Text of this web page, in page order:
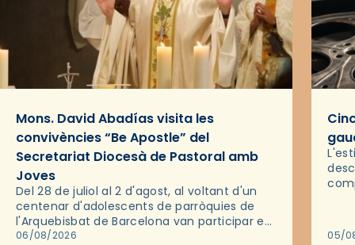
Mons. David Abadías visita les
convivències “Be Apostle” del
Secretariat Diocesà de Pastoral amb
Joves
Del 28 de juliol al 2 d'agost, al voltant d'un
centenar d'adolescents de parròquies de
l'Arquebisbat de Barcelona van participar en
les convivències Be Apostle, organitzades
06/08/2026 05/